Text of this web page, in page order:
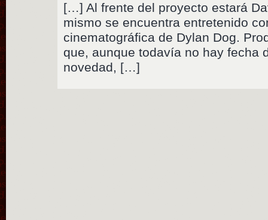
[…] Al frente del proyecto estará
mismo se encuentra entretenido
cinematográfica de Dylan Dog.
que, aunque todavía no hay fecha
novedad, […]